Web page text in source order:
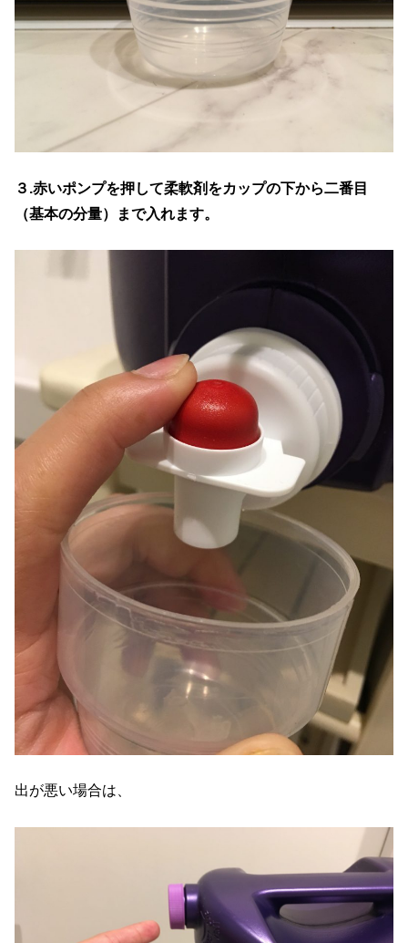
３.赤いポンプを押して柔軟剤をカップの下から二番目
（基本の分量）まで入れます。
出が悪い場合は、